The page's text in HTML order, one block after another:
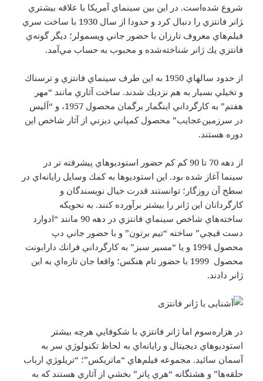
شروع شده‌است. در اين بين سينماي آمريكا با علاقه بيشتري
‍ژانر فانتزي را دنبال كرد و حدودا از سال 1930 با ساخت سري
فيلم‌هاي معروف تارزان با حضور جاني ويسمولر؛ ديگر گونه‌ي
فانتزي يك ژانر شناخته‌شده و محبوب به حساب مي‌آمد.
از حدود سالهاي 1950 به اين طرف سينماي فانتزي و ترسناك
و تخيلي بسيار به هم نزديك شدند. ساخت آثاري مانند “مهر
هفتم” به كارگرداني اينگمار برگمان محصول 1957، و “آليس
در سرزمين‌عجايب” محصول كمپاني ديزني از آثار شاخص اين
دوره هستند.
از دهه 70 تا 90 كم كم حضور استوديوهاي پيشرفته تر در
سينما آغاز شده بود. اين استوديوها به كمك وسايل رايانه‌اي در
سطح آن روزگار؛ توانستند قدرت خيال نويسندگان و
كارگردانان اين ژانر را بيشتر برآورده كنند. به نحويكه
ساخته‌هاي شاخص سينماي فانتزي در دهه 90 مانند “ادوارد
دست قيچي” ساخته “تيم برتون” و با حضور جاني دپ
محصول 1994 و يا “مسير سبز” به كارگرداني فرانك دارابونت
محصول 1999 با حضور تام هنكس؛ واقعا جان تازه‌اي به اين
ژانر دادند.
در هزاره‌سوم اما ژانر فانتزي با شكوفايي هرچه بيشتر
استوديوهاي ديجيتال و رايانه‌اي به لحاظ تكنولوژي سر به
آسمان سائيد. مجموعه فيلم‌هاي “ماتريكس”؛ “تريلو‍ژي ارباب
حلقه‌ها” و هشتگانه “هري پاتر” بخشي از آثاري هستند كه به